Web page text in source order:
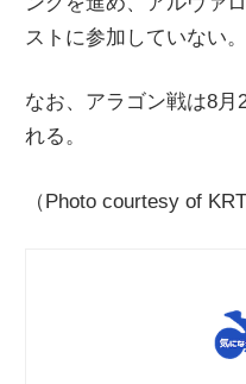
ストに参加していない。
なお、アラゴン戦は8月
れる。
（Photo courtesy of KRT